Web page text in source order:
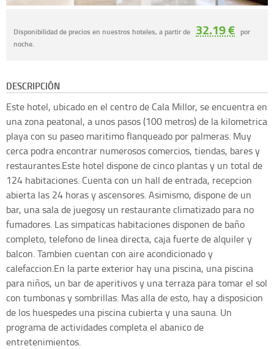
Disponibilidad de precios en nuestros hoteles, a partir de 32.19 € por
noche.
DESCRIPCIÓN
Este hotel, ubicado en el centro de Cala Millor, se encuentra en
una zona peatonal, a unos pasos (100 metros) de la kilometrica
playa con su paseo maritimo flanqueado por palmeras. Muy
cerca podra encontrar numerosos comercios, tiendas, bares y
restaurantes.Este hotel dispone de cinco plantas y un total de
124 habitaciones. Cuenta con un hall de entrada, recepcion
abierta las 24 horas y ascensores. Asimismo, dispone de un
bar, una sala de juegosy un restaurante climatizado para no
fumadores. Las simpaticas habitaciones disponen de baño
completo, telefono de linea directa, caja fuerte de alquiler y
balcon. Tambien cuentan con aire acondicionado y
calefaccion.En la parte exterior hay una piscina, una piscina
para niños, un bar de aperitivos y una terraza para tomar el sol
con tumbonas y sombrillas. Mas alla de esto, hay a disposicion
de los huespedes una piscina cubierta y una sauna. Un
programa de actividades completa el abanico de
entretenimientos.